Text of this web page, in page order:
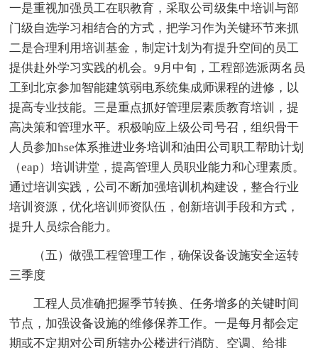
一是重视加强员工在职教育，采取公司级集中培训与部
门级自选学习相结合的方式，把学习作为关键环节来抓
二是合理利用培训基金，制定计划为有提升空间的员工
提供赴外学习实践的机会。9月中旬，工程部选派两名员
工到北京参加智能建筑弱电系统集成师课程的进修，以
提高专业技能。三是重点抓好管理层素质教育培训，提
高决策和管理水平。积极响应上级公司号召，组织骨干
人员参加hse体系推进业务培训和油田公司职工帮助计划
（eap）培训讲堂，提高管理人员职业能力和心理素质。
通过培训实践，公司不断加强培训机构建设，整合行业
培训资源，优化培训师资队伍，创新培训手段和方式，
提升人员综合能力。
（五）做强工程管理工作，确保设备设施安全运转
三季度
工程人员准确把握季节转换、任务增多的关键时间
节点，加强设备设施的维修保养工作。一是每月都会定
期或不定期对公司所辖办公楼进行消防、空调、给排